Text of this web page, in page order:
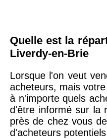
Quelle est la
Liverdy-en-Brie
Lorsque l'on veut
acheteurs, mais
à n'importe quels
d'être informé sur la
près de chez vous
d'acheteurs